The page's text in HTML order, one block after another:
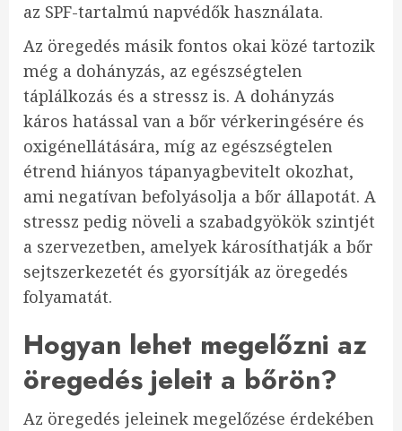
az SPF-tartalmú napvédők használata.
Az öregedés másik fontos okai közé tartozik
még a dohányzás, az egészségtelen
táplálkozás és a stressz is. A dohányzás
káros hatással van a bőr vérkeringésére és
oxigénellátására, míg az egészségtelen
étrend hiányos tápanyagbevitelt okozhat,
ami negatívan befolyásolja a bőr állapotát. A
stressz pedig növeli a szabadgyökök szintjét
a szervezetben, amelyek károsíthatják a bőr
sejtszerkezetét és gyorsítják az öregedés
folyamatát.
Hogyan lehet megelőzni az
öregedés jeleit a bőrön?
Az öregedés jeleinek megelőzése érdekében